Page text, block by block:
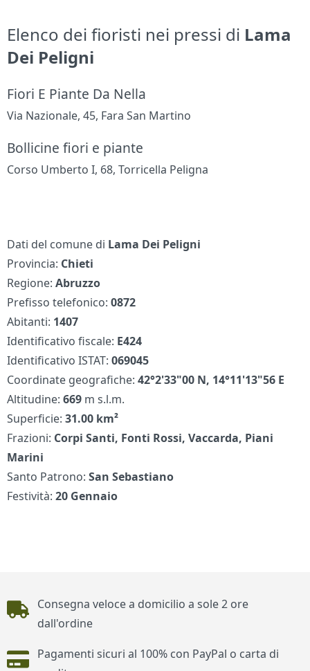
Elenco dei fioristi nei pressi di Lama
Dei Peligni
Fiori E Piante Da Nella
Via Nazionale, 45, Fara San Martino
Bollicine fiori e piante
Corso Umberto I, 68, Torricella Peligna
Dati del comune di Lama Dei Peligni
Provincia: Chieti
Regione:Abruzzo
Prefisso telefonico:0872
Abitanti: 1407
Identificativo fiscale: E424
Identificativo ISTAT:069045
Coordinate geografiche:42°2'33"00 N, 14°11'13"56 E
Altitudine:669 m s.l.m.
Superficie:31.00 km²
Frazioni: Corpi Santi, Fonti Rossi, Vaccarda, Piani
Marini
Santo Patrono:San Sebastiano
Festività:20 Gennaio
Piè di pagina
Consegna veloce a domicilio a sole 2 ore
dall'ordine
Pagamenti sicuri al 100% con PayPal o carta di